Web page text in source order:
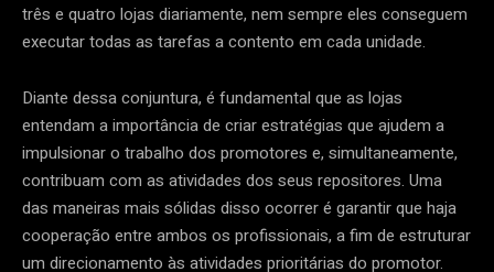
três e quatro lojas diariamente, nem sempre eles conseguem
executar todas as tarefas a contento em cada unidade.
Diante dessa conjuntura, é fundamental que as lojas
entendam a importância de criar estratégias que ajudem a
impulsionar o trabalho dos promotores e, simultaneamente,
contribuam com as atividades dos seus repositores. Uma
das maneiras mais sólidas disso ocorrer é garantir que haja
cooperação entre ambos os profissionais, a fim de estruturar
um direcionamento às atividades prioritárias do promotor.